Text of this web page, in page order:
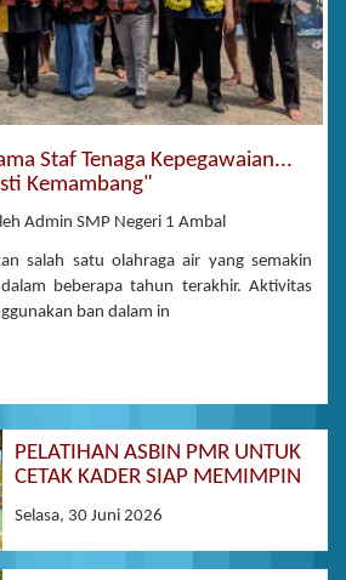
Staf Tenaga Kepegawaian...
Kemambang"
Admin SMP Negeri 1 Ambal
salah satu olahraga air yang semakin
beberapa tahun terakhir. Aktivitas
ban dalam in
PELATIHAN ASBIN PMR UNTUK
CETAK KADER SIAP MEMIMPIN
Selasa, 30 Juni 2026